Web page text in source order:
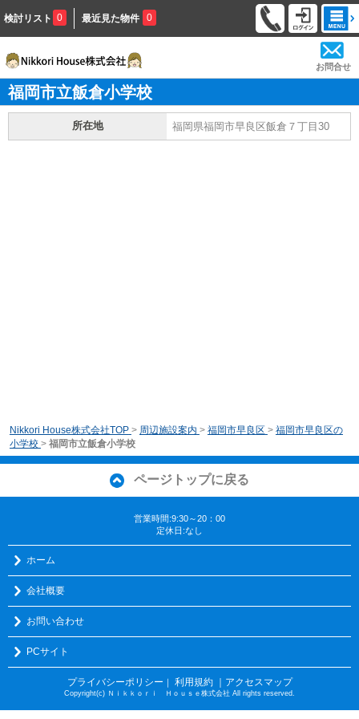
検討リスト 0 最近見た物件 0
お問合せ
福岡市立飯倉小学校
所在地 福岡県福岡市早良区飯倉７丁目30
Nikkori House株式会社TOP > 周辺施設案内 > 福岡市早良区 > 福岡市早良区の
小学校 > 福岡市立飯倉小学校
ページトップに戻る
営業時間:9:30～20：00
定休日:なし
ホーム
会社概要
お問い合わせ
PCサイト
プライバシーポリシー ｜ 利用規約 ｜アクセスマップ
Copyright(c) Ｎｉｋｋｏｒｉ Ｈｏｕｓｅ株式会社 All rights reserved.